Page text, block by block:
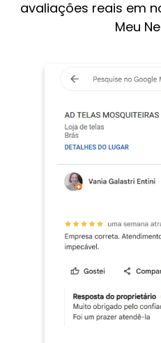
avaliações reais em
Meu